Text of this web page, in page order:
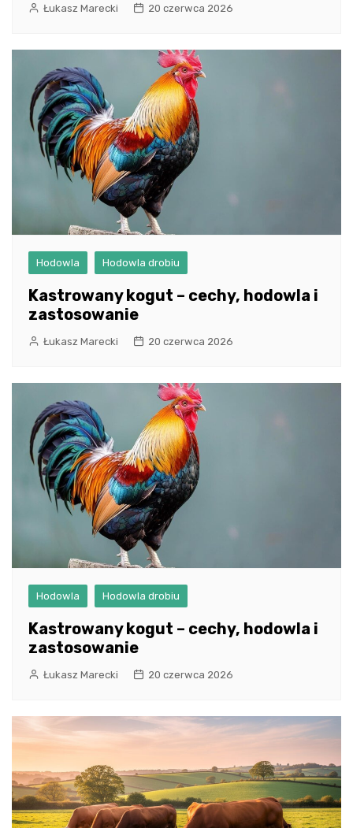
Łukasz Marecki 20 czerwca 2026
Hodowla Hodowla drobiu
Kastrowany kogut – cechy, hodowla i
zastosowanie
Łukasz Marecki 20 czerwca 2026
Hodowla Hodowla drobiu
Kastrowany kogut – cechy, hodowla i
zastosowanie
Łukasz Marecki 20 czerwca 2026